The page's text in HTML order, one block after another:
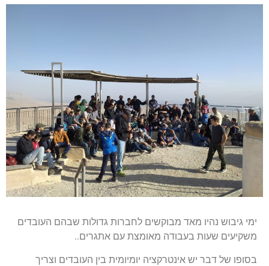
ימי גיבוש נהיו מאד מבוקשים לחברות גדולות שבהם העובדים
משקיעים שעות בעבודה מאומצת עם אתגרים..
בסופו של דבר יש אינטרקציה יומיומית בין העובדים וצריך